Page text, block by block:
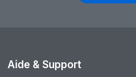
Aide & Support